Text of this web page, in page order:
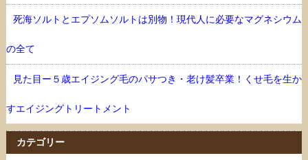
死海ソルトとエプソムソルトは別物！現代人に必要なマグネシウム
の全て
見た目ー５歳エイジング毛のパサつき・老け髪卒業！くせ毛を生か
すエイジングトリートメント
カテゴリー